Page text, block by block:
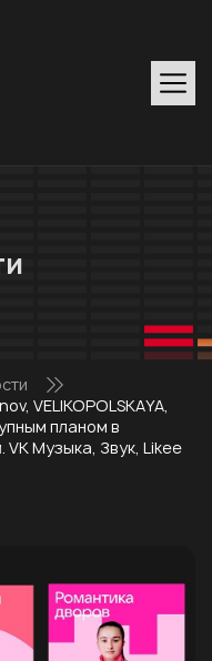
VELIKOPOLSKAYA,
планом в
Музыка, Звук, Likee